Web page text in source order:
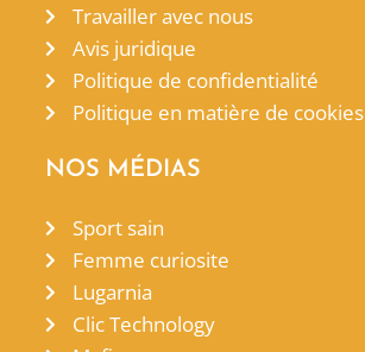
Travailler avec nous
Avis juridique
Politique de confidentialité
Politique en matière de cookies
NOS MÉDIAS
Sport sain
Femme curiosite
Lugarnia
Clic Technology